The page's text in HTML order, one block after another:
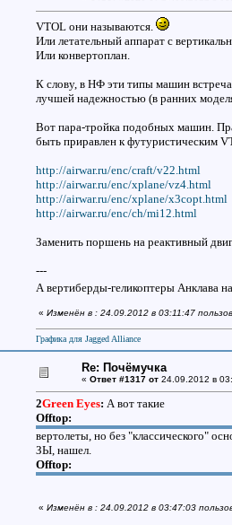
VTOL они называются.
Или летательный аппарат с
Или конвертоплан.
К слову, в НФ эти типы машин
лучшей надежностью (в ранних
Вот пара-тройка подобных машин.
быть приравлен к футуристическим
http://airwar.ru/enc/craft/v22.html
http://airwar.ru/enc/xplane/vz4.html
http://airwar.ru/enc/xplane/x3copt.html
http://airwar.ru/enc/ch/mi12.html
Заменить поршень на реактивный
---
А вертиберды-геликоптеры Анклава
« Изменён в : 24.09.2012 в 03:11:47
Графика для Jagged Alliance
Re: Почёмучка
« Ответ #1317 от24.09.2012 в
2Green Eyes: А вот такие
Offtop:
вертолеты, но без "классического"
ЗЫ, нашел.
Offtop:
« Изменён в : 24.09.2012 в 03:47:03